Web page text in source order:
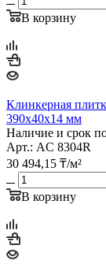
В корзину
Клинкерная
390х40х14 мм
Наличие и срок
Арт.: AС 8304R
30 494,15 ₸/м²
В корзину